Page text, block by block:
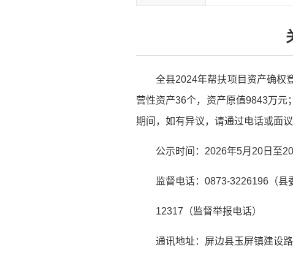
全县2024年帮扶项目资产确权
营性资产36个，资产原值9843万元
期间，如有异议，请通过电话或面
公示时间：2026年5月20日至
监督电话：0873-3226196（县
12317（监督举报电话）
通讯地址：屏边县玉屏镇建设